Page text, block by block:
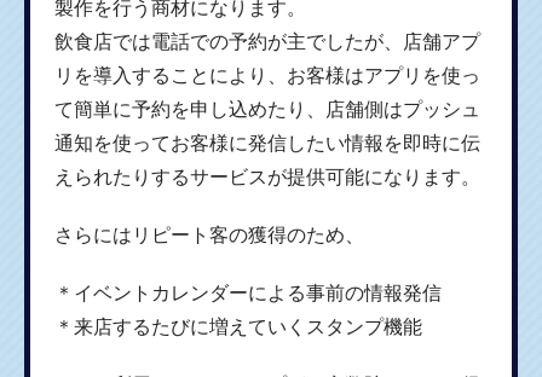
製作を行う商材になります。
飲食店では電話での予約が主でしたが、店舗アプ
リを導入することにより、お客様はアプリを使っ
て簡単に予約を申し込めたり、店舗側はプッシュ
通知を使ってお客様に発信したい情報を即時に伝
えられたりするサービスが提供可能になります。
さらにはリピート客の獲得のため、
＊イベントカレンダーによる事前の情報発信
＊来店するたびに増えていくスタンプ機能